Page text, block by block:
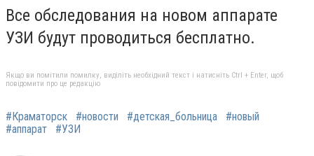
Все обследования на новом аппарате
УЗИ будут проводиться бесплатно.
Якщо ви помітили помилку, виділіть необхідний текст і натисніть Ctrl + Enter, щоб
повідомити про це редакцію
#Краматорск #новости #детская_больница
#новый
#аппарат
#УЗИ